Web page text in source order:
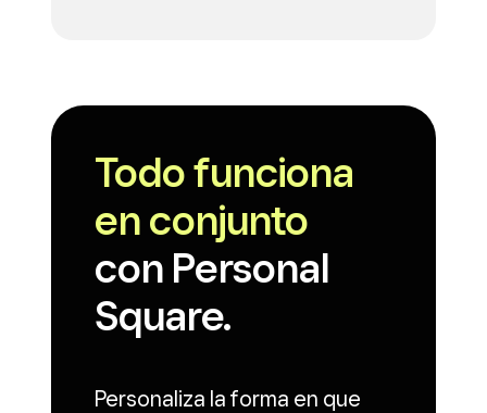
Todo funciona
en conjunto
con Personal
Square.
Personaliza la forma en que